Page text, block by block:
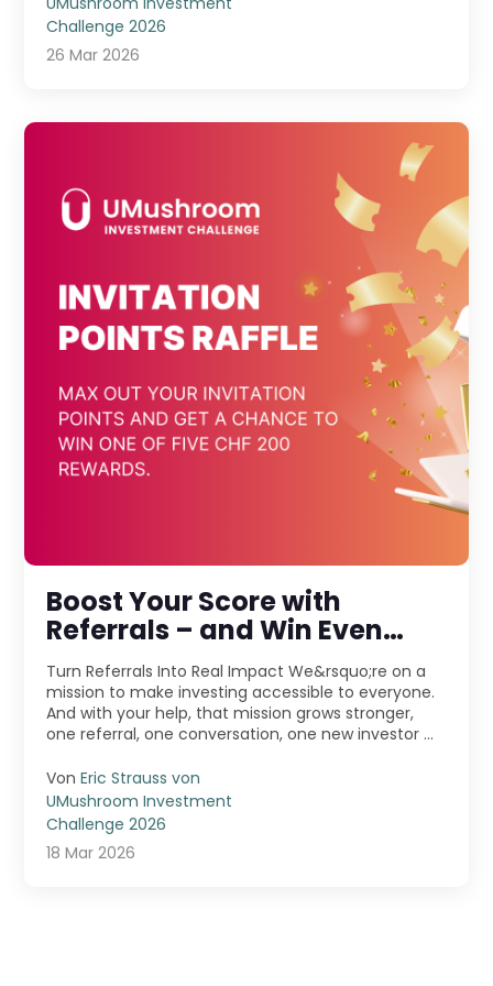
Challenge 2026
26 Mar 2026
Boost Your Score with
Referrals – and Win Even
More!
Turn Referrals Into Real Impact We&rsquo;re on a
mission to make investing accessible to everyone.
And with your help, that mission grows stronger,
one referral, one conversation, one new investor ...
VonEric Strauss von
UMushroom Investment
Challenge 2026
18 Mar 2026